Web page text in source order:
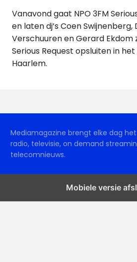
Vanavond gaat NPO 3FM
en laten dj’s Coen Swijnenberg,
Verschuuren en Gerard Ekdom
Serious Request opsluiten in het
Haarlem.
Mediamagazine brengt elke dag
radio, televisie, on demand
telecomnieuws.
Mobiele versie